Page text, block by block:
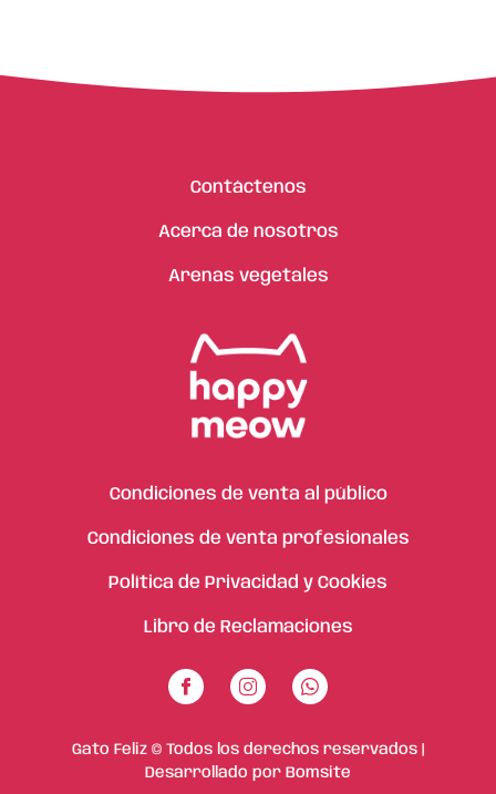
Contáctenos
Acerca de nosotros
Arenas vegetales
Condiciones de venta al público
Condiciones de venta profesionales
Política de Privacidad y Cookies
Libro de Reclamaciones
Gato Feliz © Todos los derechos reservados |
Desarrollado por Bomsite